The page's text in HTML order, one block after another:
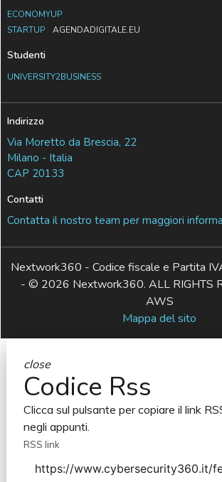
ECONOMYUP
STARTUP
AGENDADIGITALE.EU
Studenti
UNIVERSITY2BUSINESS
Indirizzo
Via Moretto da Brescia, 22
Milano - Italia
CAP 20133
Contatti
Contatta il nostro team per maggiori
Nextwork360 - Codice fiscale e Partita
- © 2026 Nextwork360. ALL RIGHTS
AWS
Mappa del sito
close
Codice Rss
Clicca sul pulsante per copiare il link
negli appunti.
RSS link